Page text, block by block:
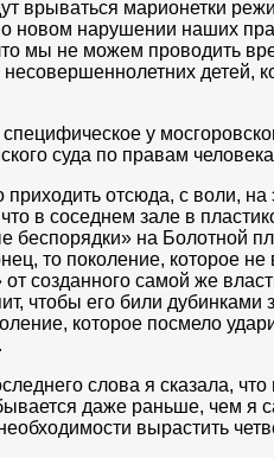
врываться марионетки
новом нарушении наших
мы не можем проводить
детей,
у
суда по правам
отсюда, с воли, на
в соседнем зале в
беспорядки» на Болотной
то поколение, которое
созданного самой же
чтобы его били дубинками
которое посмело
слова я сказала,
даже раньше, чем я
вырастить